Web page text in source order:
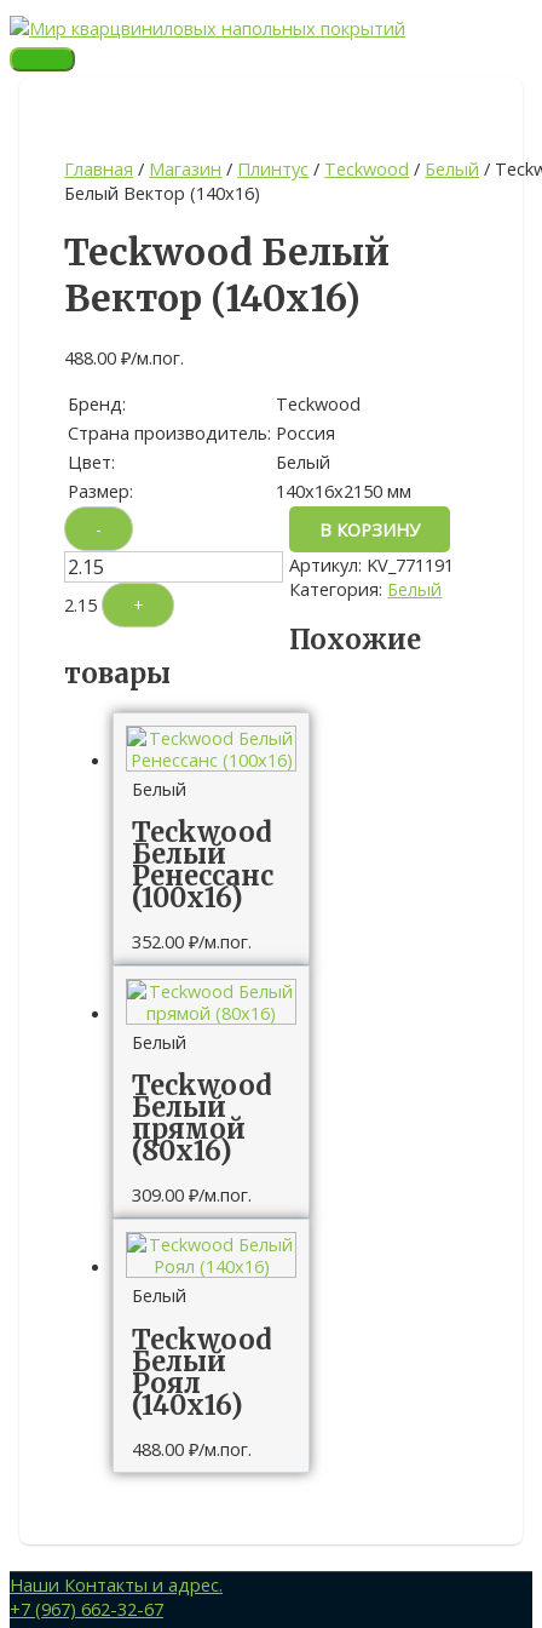
Перейти
к
содержимому
МЕНЮ
Главная / Магазин / Плинтус / Teckwood / Белый /
Белый Вектор (140х16)
Teckwood Белый
Вектор (140х16)
488.00₽/м.пог.
Бренд:
Teckwood
Страна производитель: Россия
Цвет:
Белый
Размер:
140х16х2150 мм
-
2.15 +
В КОРЗИНУ
Артикул: KV_771191
Категория: Белый
Похожие
товары
Белый
Teckwood
Белый
Ренессанс
(100х16)
352.00 ₽/м.пог.
Белый
Teckwood
Белый
прямой
(80х16)
309.00 ₽/м.пог.
Белый
Teckwood
Белый
Роял
(140х16)
488.00 ₽/м.пог.
Наши Контакты и адрес.
+7 (967) 662-32-67